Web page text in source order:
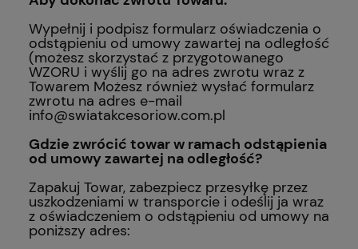
Wypełnij i podpisz formularz oświadczenia o
odstąpieniu od umowy zawartej na odległość
(możesz skorzystać z przygotowanego
WZORU i wyślij go na adres zwrotu wraz z
Towarem Możesz również wysłać formularz
zwrotu na adres e-mail
info@swiatakcesoriow.com.pl
Gdzie zwrócić towar w ramach odstąpienia
od umowy zawartej na odległość?
Zapakuj Towar, zabezpiecz przesyłkę przez
uszkodzeniami w transporcie i odeślij ja wraz
z oświadczeniem o odstąpieniu od umowy na
poniższy adres: